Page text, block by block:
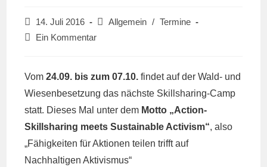
Beitrag
veröffentlicht:
14. Juli 2016
Beitrags-
Allgemein / Termine
Beitrags-
Ein Kommentar
Vom24.09. bis zum 07.10. findet auf der Wald- und
Wiesenbesetzung das nächste Skillsharing-Camp
statt. Dieses Mal unter dem Motto „Action-
Skillsharing meets Sustainable Activism“, also
„Fähigkeiten für Aktionen teilen trifft auf
Nachhaltigen Aktivismus“